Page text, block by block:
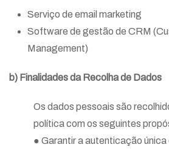
Serviço de email marketing
Software de gestão de CRM
Management)
b) Finalidades da Recolha de Dados
Os dados pessoais são
política com os seguintes
● Garantir a autenticação